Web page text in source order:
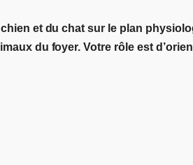
et du chat sur le plan
du foyer. Votre rôle est